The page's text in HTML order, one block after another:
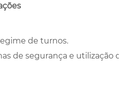
de turnos.
de segurança e utilização